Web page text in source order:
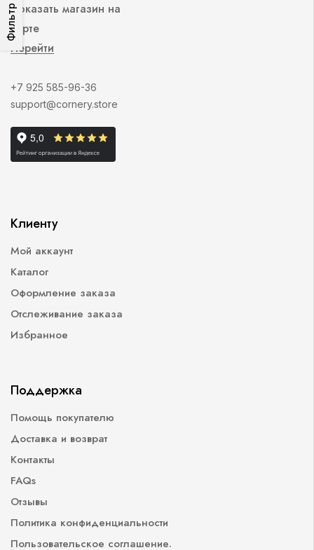
ФильтрПоказать магазин на
карте
Перейти
+7 925 585-96-36
support@cornery.store
Клиенту
Мой аккаунт
Каталог
Оформление заказа
Отслеживание заказа
Избранное
Поддержка
Помощь покупателю
Доставка и возврат
Контакты
FAQs
Отзывы
Политика конфиденциальности
Пользовательское соглашение.